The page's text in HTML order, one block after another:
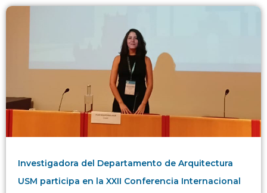
Investigadora del Departamento de Arquitectura
USM participa en la XXII Conferencia Internacional